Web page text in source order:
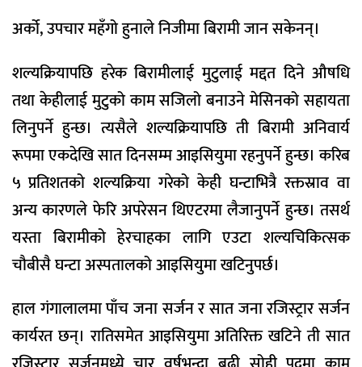
अर्को, उपचार महँगो हुनाले निजीमा बिरामी जान सकेनन्।
शल्यक्रियापछि हरेक बिरामीलाई मुटुलाई मद्दत दिने औषधि
तथा केहीलाई मुटुको काम सजिलो बनाउने मेसिनको सहायता
लिनुपर्ने हुन्छ। त्यसैले शल्यक्रियापछि ती बिरामी अनिवार्य
रूपमा एकदेखि सात दिनसम्म आइसियुमा रहनुपर्ने हुन्छ। करिब
५ प्रतिशतको शल्यक्रिया गरेको केही घन्टाभित्रै रक्तस्राव वा
अन्य कारणले फेरि अपरेसन थिएटरमा लैजानुपर्ने हुन्छ। तसर्थ
यस्ता बिरामीको हेरचाहका लागि एउटा शल्यचिकित्सक
चौबीसै घन्टा अस्पतालको आइसियुमा खटिनुपर्छ।
हाल गंगालालमा पाँच जना सर्जन र सात जना रजिस्ट्रार सर्जन
कार्यरत छन्। रातिसमेत आइसियुमा अतिरिक्त खटिने ती सात